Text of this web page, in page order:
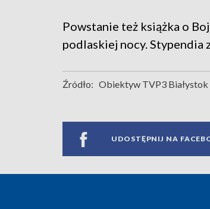
Powstanie też książka o
podlaskiej nocy. Stypendia
Źródło: Obiektyw TVP3 Białystok
UDOSTĘPNIJ NA